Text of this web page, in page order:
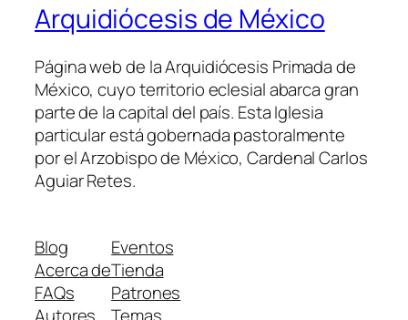
Arquidiócesis de México
Página web de la Arquidiócesis Primada de
México, cuyo territorio eclesial abarca gran
parte de la capital del país. Esta Iglesia
particular está gobernada pastoralmente
por el Arzobispo de México, Cardenal Carlos
Aguiar Retes.
Blog
Acerca de
FAQs
Eventos
Tienda
Patrones